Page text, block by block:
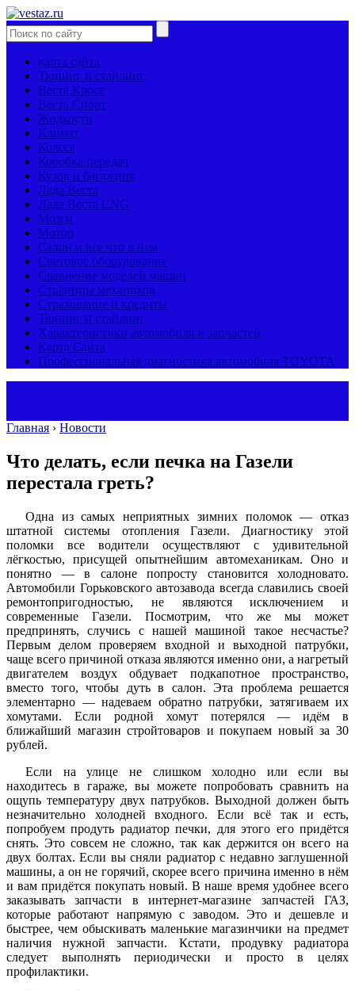
карта сайта
Тюнинг и стайлинг
Веста Кросс
Веста Спорт
Жидкости
Климат
Колеса
Коробка передач
Кузов и багажник
Лада Веста
Лада Веста CNG
Мозги
Мотор
Салон и все что в нем
Световое оборудование
Сравнение моделей машин
Страницы механиков
Страхование и кредиты
Тюнинг и стайлинг
Характеристики автомобиля и запчастей
Карта Сайта
Профессиональная диагностика автомобиля TOYOTA
Главная › Новости
Что делать, если печка на Газели
перестала греть?
Одна из самых неприятных зимних поломок — отказ
штатной системы отопления Газели. Диагностику этой
поломки все водители осуществляют с удивительной
лёгкостью, присущей опытнейшим автомеханикам. Оно и
понятно — в салоне попросту становится холодновато.
Автомобили Горьковского автозавода всегда славились своей
ремонтопригодностью, не являются исключением и
современные Газели. Посмотрим, что же мы может
предпринять, случись с нашей машиной такое несчастье?
Первым делом проверяем входной и выходной патрубки,
чаще всего причиной отказа являются именно они, а нагретый
двигателем воздух обдувает подкапотное пространство,
вместо того, чтобы дуть в салон. Эта проблема решается
элементарно — надеваем обратно патрубки, затягиваем их
хомутами. Если родной хомут потерялся — идём в
ближайший магазин стройтоваров и покупаем новый за 30
рублей.
Если на улице не слишком холодно или если вы
находитесь в гараже, вы можете попробовать сравнить на
ощупь температуру двух патрубков. Выходной должен быть
незначительно холодней входного. Если всё так и есть,
попробуем продуть радиатор печки, для этого его придётся
снять. Это совсем не сложно, так как держится он всего на
двух болтах. Если вы сняли радиатор с недавно заглушенной
машины, а он не горячий, скорее всего причина именно в нём
и вам придётся покупать новый. В наше время удобнее всего
заказывать запчасти в интернет-магазине запчастей ГАЗ,
которые работают напрямую с заводом. Это и дешевле и
быстрее, чем обыскивать маленькие магазинчики на предмет
наличия нужной запчасти. Кстати, продувку радиатора
следует выполнять периодически и просто в целях
профилактики.